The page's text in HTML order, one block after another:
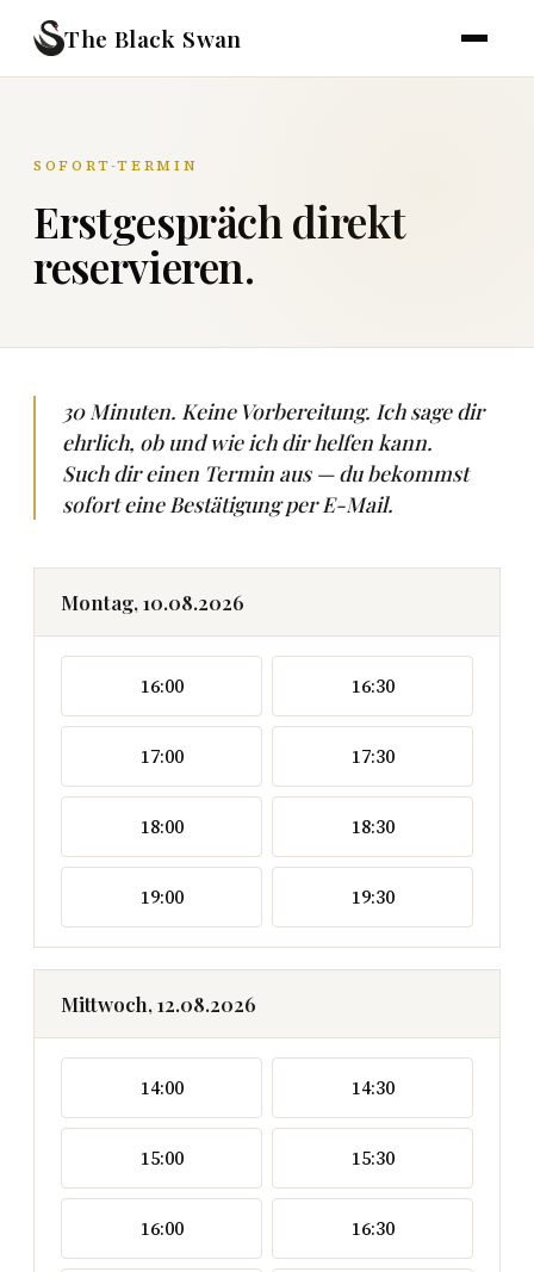
The Black Swan
SOFORT-TERMIN
Erstgespräch direkt
reservieren.
30 Minuten. Keine Vorbereitung. Ich sage dir
ehrlich, ob und wie ich dir helfen kann.
Such dir einen Termin aus — du bekommst
sofort eine Bestätigung per E-Mail.
Montag, 10.08.2026
16:00 16:30
17:00 17:30
18:00 18:30
19:00 19:30
Mittwoch, 12.08.2026
14:00 14:30
15:00 15:30
16:00 16:30